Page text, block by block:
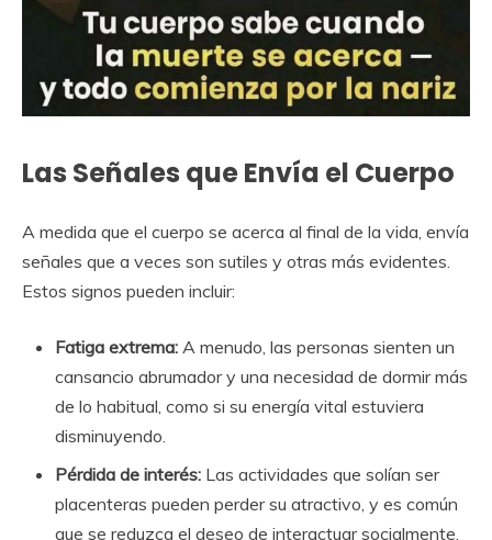
Las Señales que Envía el Cuerpo
A medida que el cuerpo se acerca al final de la vida, envía
señales que a veces son sutiles y otras más evidentes.
Estos signos pueden incluir:
Fatiga extrema: A menudo, las personas sienten un
cansancio abrumador y una necesidad de dormir más
de lo habitual, como si su energía vital estuviera
disminuyendo.
Pérdida de interés: Las actividades que solían ser
placenteras pueden perder su atractivo, y es común
que se reduzca el deseo de interactuar socialmente.